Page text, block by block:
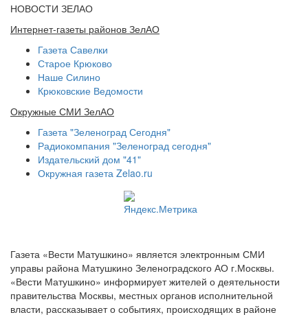
НОВОСТИ ЗЕЛАО
Интернет-газеты районов ЗелАО
Газета Савелки
Старое Крюково
Наше Силино
Крюковские Ведомости
Окружные СМИ ЗелАО
Газета "Зеленоград Сегодня"
Радиокомпания "Зеленоград сегодня"
Издательский дом "41"
Окружная газета Zelao.ru
Газета «Вести Матушкино» является электронным СМИ
управы района Матушкино Зеленоградского АО г.Москвы.
«Вести Матушкино» информирует жителей о деятельности
правительства Москвы, местных органов исполнительной
власти, рассказывает о событиях, происходящих в районе